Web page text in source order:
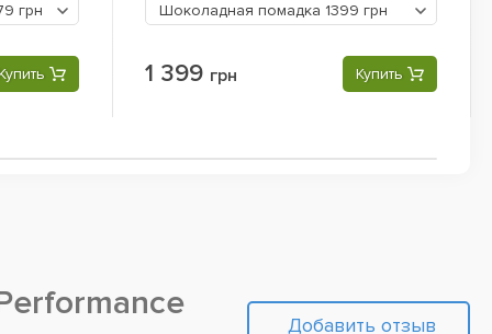
грн Шоколадная помадка 1399 грн
1 399 грн Купить
Добавить отзыв